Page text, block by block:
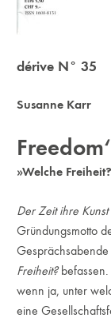
dérive N° 35
Susanne Karr
»Welche
Der Zeit ihre
Gründungsmotto
Freiheit?befassen.
wenn ja, unter
eine